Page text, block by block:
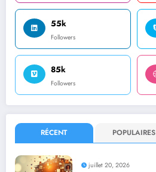
55k
Followers
85k
Followers
RÉCENT POPULAIRES
juillet 20, 2026